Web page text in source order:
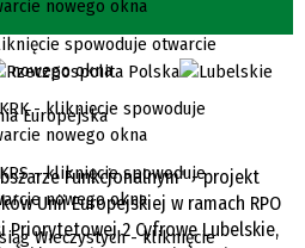
Funkcjonalnym" - projekt
Unii Europejskiej w ramach RPO
Priorytetowej 2 Cyfrowe Lubelskie,